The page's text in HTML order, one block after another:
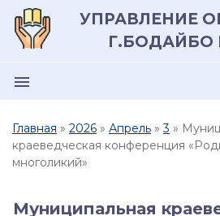
УПРАВЛЕНИЕ
Г.БОДАЙБО
menu
Главная » 2026 » Апрель » 3 »
краеведческая конференция
многоликий»
Муниципальная